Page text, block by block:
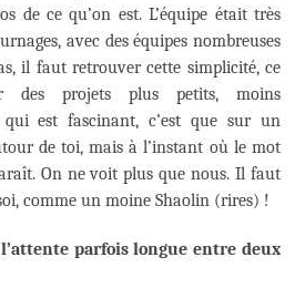
de ce qu’on est. L’équipe était très
avec des équipes nombreuses
il faut retrouver cette simplicité, ce
des projets plus petits, moins
est fascinant, c’est que sur un
de toi, mais à l’instant où le mot
On ne voit plus que nous. Il faut
comme un moine Shaolin (rires) !
parfois longue entre deux